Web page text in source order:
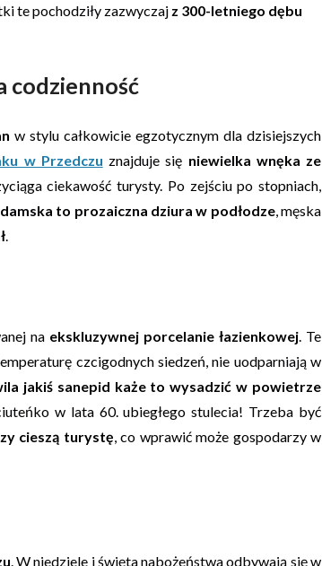
te pochodziły zazwyczaj z 300-letniego dębu
codzienność
w stylu całkowicie egzotycznym dla dzisiejszych
w Przedczu znajduje się niewielka wnęka ze
ciekawość turysty. Po zejściu po stopniach,
damska to prozaiczna dziura w podłodze, męska
na ekskluzywnej porcelanie łazienkowej . Te
czcigodnych siedzeń, nie uodparniają w
jakiś sanepid każe to wysadzić w powietrze
w lata 60. ubiegłego stulecia! Trzeba być
cieszą turystę , co wprawić może gospodarzy w
. W niedziele i święta nabożeństwa odbywają się w